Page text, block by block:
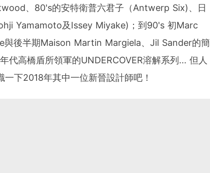
、80's的安特衛普六君子（Antwerp Six)、日
Yamamoto及Issey Miyake)；到90's 初Marc
後半期Maison Martin Margiela、Jil Sander的簡
代高橋盾所領軍的UNDERCOVER溶解系列... 但人
下2018年其中一位新晉設計師吧！